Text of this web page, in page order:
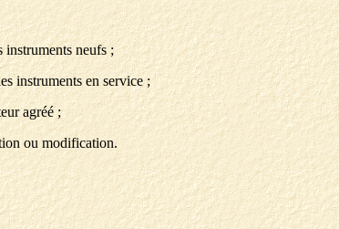
neufs ;
instruments en service ;
agréé ;
ou modification.